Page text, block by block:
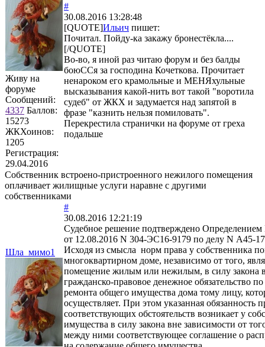
Живу на
форуме
Сообщений:
4337 Баллов:
15273
ЖКХоинов:
1205
Регистрация:
29.04.2016
#
30.08.2016 13:28:48
[QUOTE]Ильич пишет:
Почитал. Пойду-ка закажу бронестёкла....
[/QUOTE]
Во-во, я иной раз читаю форум и без балды
боюССя за господина Кочеткова. Прочитает
ненароком его крамольные и МЕНЯхульные
высказывания какой-нить вот такой "воротила
судеб" от ЖКХ и задумается над запятой в
фразе "казнить нельзя помиловать".
Перекрестила странички на форуме от греха
подальше
Собственник встроено-пристроенного нежилого помещения
оплачивает жилищные услуги наравне с другими
собственниками
Шла_мимо1
#
30.08.2016 12:21:19
Судебное решение подтверждено
от 12.08.2016 N 304-ЭС16-9179 по делу N А45-
Исходя из смысла норм права у собственника
многоквартирном доме, независимо от того,
помещение жилым или нежилым, в силу закона
гражданско-правовое денежное обязательство
ремонта общего имущества дома тому лицу,
осуществляет. При этом указанная обязанность
соответствующих обстоятельств возникает у
имущества в силу закона вне зависимости от
между ними соответствующее соглашение о